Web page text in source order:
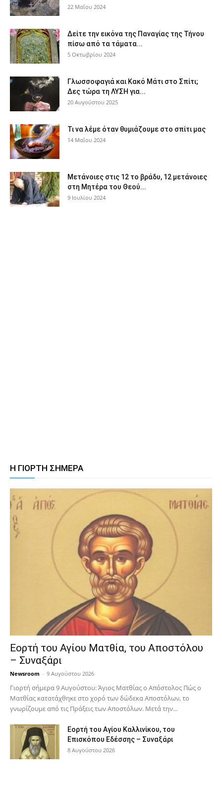
22 Μαΐου 2024
Δείτε την εικόνα της Παναγίας της Τήνου
πίσω από τα τάματα...
5 Οκτωβρίου 2024
Γλωσσοφαγιά και Κακό Μάτι στο Σπίτι;
Δες τώρα τη ΛΥΣΗ για...
20 Αυγούστου 2025
Τι να λέμε όταν θυμιάζουμε στο σπίτι μας
14 Μαΐου 2024
Μετάνοιες στις 12 το βράδυ, 12 μετάνοιες
στη Μητέρα του Θεού...
9 Ιουλίου 2024
Η ΓΙΟΡΤΗ ΣΗΜΕΡΑ
Εορτή του Αγίου Ματθία, του Αποστόλου
– Συναξάρι
Newsroom - 9 Αυγούστου 2026
Γιορτή σήμερα 9 Αυγούστου: Άγιος Ματθίας ο Απόστολος Πώς ο
Ματθίας κατατάχθηκε στο χορό των δώδεκα Αποστόλων, το
γνωρίζουμε από τις Πράξεις των Αποστόλων. Μετά την...
Εορτή του Αγίου Καλλινίκου, του
Επισκόπου Εδέσσης – Συναξάρι
8 Αυγούστου 2026